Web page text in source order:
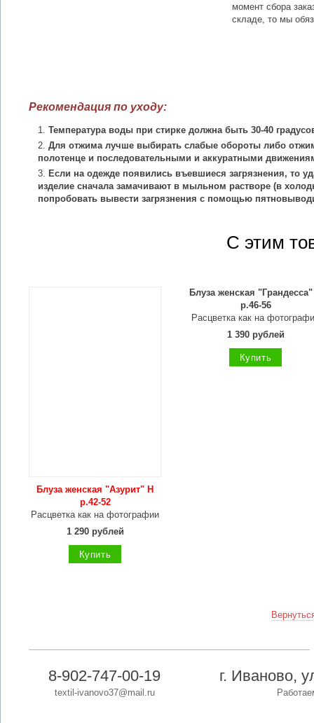
момент сбора
складе, то мы
Рекомендация по уходу:
Температура воды при стирке должна быть 30-40
Для отжима лучше выбирать слабые обороты либо
полотенце и последовательными и аккуратными
Если на одежде появились въевшиеся загрязнения, то
изделие сначала замачивают в мыльном растворе (в
попробовать вывести загрязнения с помощью
С этим
Блуза женская "Азурит" Н
р.42-52
Расцветка как на фотографии
1 290 рублей
Купить
Блуза женская
р.46-56
Расцветка как на
1 390 рублей
Купить
8-902-747-00-19
textil-ivanovo37@mail.ru
г. Иваново,